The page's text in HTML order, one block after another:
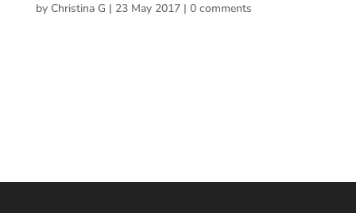
by Christina G | 23 May 2017| 0 comments